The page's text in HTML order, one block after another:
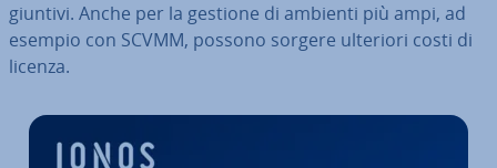
giun­ti­vi. Anche per la gestione di ambienti più ampi, ad
esempio con SCVMM, possono sorgere ulteriori costi di
licenza.